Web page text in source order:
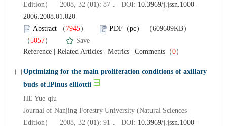
Edition） 2008, 32 (01): 87-. DOI: 10.3969/j.jssn.1000-
2006.2008.01.020
Abstract （ 7945） PDF（pc）
（609609KB）
（5057）
Save
Reference
Related Articles Metrics Comments （0）
Optimizing for the main proliferation conditions of axillary
buds ofPinus elliottii
HE Yue-qiu
Journal of Nanjing Forestry University (Natural Sciences
Edition） 2008, 32 (01): 91-. DOI: 10.3969/j.jssn.1000-